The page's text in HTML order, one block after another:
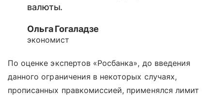
валюты.
Ольга Гогаладзе
экономист
По оценке экспертов «Росбанка», до введения
данного ограничения в некоторых случаях,
прописанных правкомиссией, применялся лимит